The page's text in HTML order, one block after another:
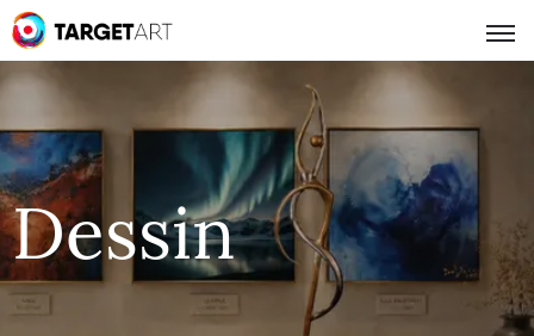
Dessin